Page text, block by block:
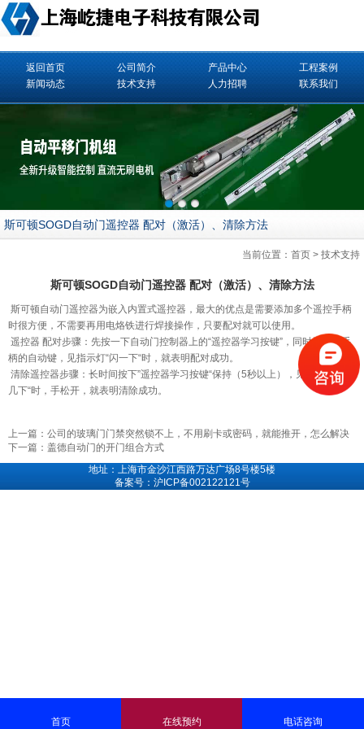
返回首页 公司简介 产品中心
工程案例
新闻动态
技术支持 人力招聘 联系我们
斯可顿SOGD自动门遥控器 配对（激活）、清除方法
当前位置： 首页 > 技术支持
斯可顿SOGD自动门遥控器 配对（激活）、清除方法
斯可顿自动门遥控器为嵌入内置式遥控器，最大的优点是需要添加多个遥控手柄
时很方便，不需要再用电烙铁进行焊接操作，只要配对就可以使用。
遥控器 配对步骤：先按一下自动门控制器上的“遥控器学习按键”，同时按一下手
柄的自动键，见指示灯“闪一下“时，就表明配对成功。
清除遥控器步骤：长时间按下”遥控器学习按键“保持（5秒以上），见指示灯”闪
几下“时，手松开，就表明清除成功。
上一篇： 公司的玻璃门门禁突然锁不上，不用刷卡或密码，就能推开，怎么解决
下一篇： 盖德自动门的开门组合方式
地址：上海市金沙江西路万达广场8号楼5楼
备案号：沪ICP备002122121号
首页 在线预约 电话咨询